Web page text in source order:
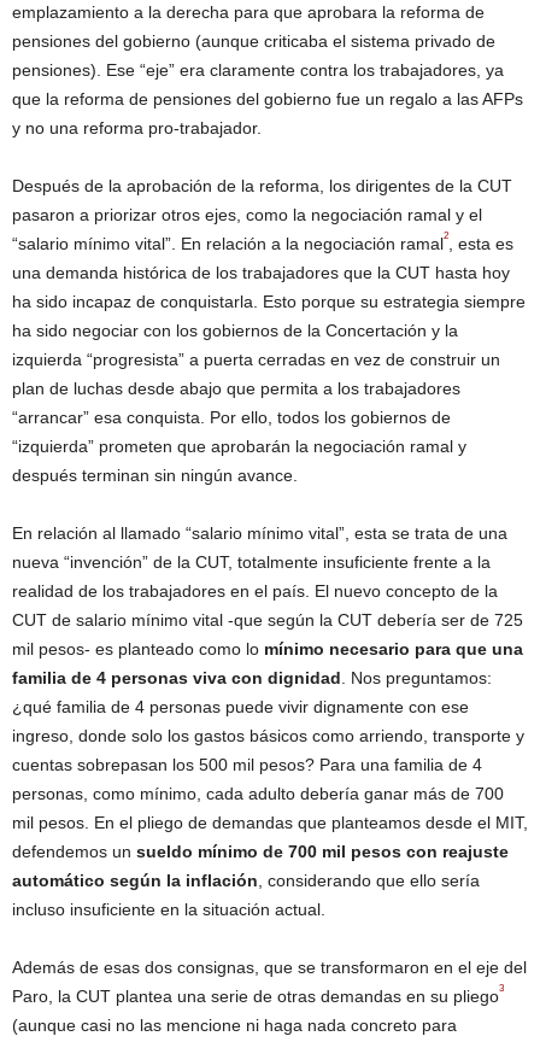
emplazamiento a la derecha para que aprobara la reforma de
pensiones del gobierno (aunque criticaba el sistema privado de
pensiones). Ese “eje” era claramente contra los trabajadores, ya
que la reforma de pensiones del gobierno fue un regalo a las AFPs
y no una reforma pro-trabajador.
Después de la aprobación de la reforma, los dirigentes de la CUT
pasaron a priorizar otros ejes, como la negociación ramal y el
“salario mínimo vital”. En relación a la negociación ramal2
, esta es
una demanda histórica de los trabajadores que la CUT hasta hoy
ha sido incapaz de conquistarla. Esto porque su estrategia siempre
ha sido negociar con los gobiernos de la Concertación y la
izquierda “progresista” a puerta cerradas en vez de construir un
plan de luchas desde abajo que permita a los trabajadores
“arrancar” esa conquista. Por ello, todos los gobiernos de
“izquierda” prometen que aprobarán la negociación ramal y
después terminan sin ningún avance.
En relación al llamado “salario mínimo vital”, esta se trata de una
nueva “invención” de la CUT, totalmente insuficiente frente a la
realidad de los trabajadores en el país. El nuevo concepto de la
CUT de salario mínimo vital -que según la CUT debería ser de 725
mil pesos- es planteado como lo mínimo necesario para que una
familia de 4 personas viva con dignidad . Nos preguntamos:
¿qué familia de 4 personas puede vivir dignamente con ese
ingreso, donde solo los gastos básicos como arriendo, transporte y
cuentas sobrepasan los 500 mil pesos? Para una familia de 4
personas, como mínimo, cada adulto debería ganar más de 700
mil pesos. En el pliego de demandas que planteamos desde el MIT,
defendemos un sueldo mínimo de 700 mil pesos con reajuste
automático según la inflación , considerando que ello sería
incluso insuficiente en la situación actual.
Además de esas dos consignas, que se transformaron en el eje del
Paro, la CUT plantea una serie de otras demandas en su pliego3
(aunque casi no las mencione ni haga nada concreto para